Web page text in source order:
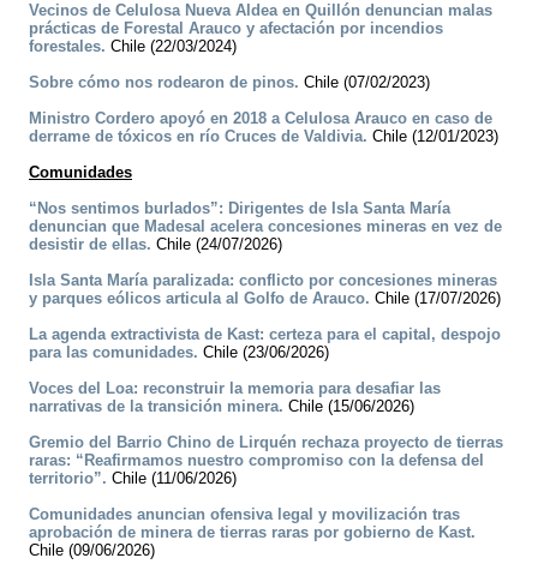
Vecinos de Celulosa Nueva Aldea en Quillón denuncian malas
prácticas de Forestal Arauco y afectación por incendios
forestales. Chile (22/03/2024)
Sobre cómo nos rodearon de pinos. Chile (07/02/2023)
Ministro Cordero apoyó en 2018 a Celulosa Arauco en caso de
derrame de tóxicos en río Cruces de Valdivia. Chile (12/01/2023)
Comunidades
“Nos sentimos burlados”: Dirigentes de Isla Santa María
denuncian que Madesal acelera concesiones mineras en vez de
desistir de ellas. Chile (24/07/2026)
Isla Santa María paralizada: conflicto por concesiones mineras
y parques eólicos articula al Golfo de Arauco. Chile (17/07/2026)
La agenda extractivista de Kast: certeza para el capital, despojo
para las comunidades. Chile (23/06/2026)
Voces del Loa: reconstruir la memoria para desafiar las
narrativas de la transición minera. Chile (15/06/2026)
Gremio del Barrio Chino de Lirquén rechaza proyecto de tierras
raras: “Reafirmamos nuestro compromiso con la defensa del
territorio”. Chile (11/06/2026)
Comunidades anuncian ofensiva legal y movilización tras
aprobación de minera de tierras raras por gobierno de Kast.
Chile (09/06/2026)